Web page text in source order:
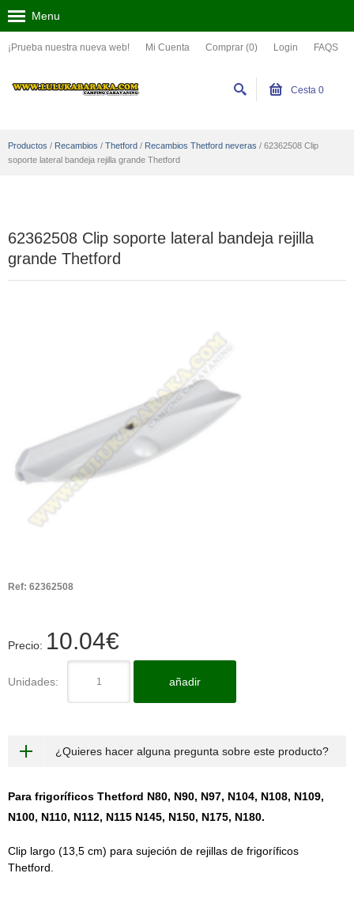
¡Prueba nuestra nueva web! Mi Cuenta Comprar (0) Login FAQS
Menu
Cesta 0
Productos / Recambios / Thetford / Recambios Thetford neveras / 62362508 Clip
soporte lateral bandeja rejilla grande Thetford
62362508 Clip soporte lateral bandeja rejilla
grande Thetford
Ref: 62362508
Precio: 10.04€
Unidades: añadir
¿Quieres hacer alguna pregunta sobre este producto?
Para frigoríficos Thetford N80, N90, N97, N104, N108, N109,
N100, N110, N112, N115 N145, N150, N175, N180.
Clip largo (13,5 cm) para sujeción de rejillas de frigoríficos
Thetford.